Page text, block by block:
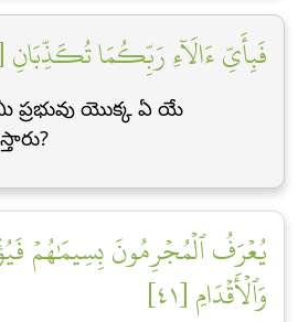
فَبِأَيِّ ءَالَآءِ رَبِّكُمَا تُكَذِّبَانِ
ప్రభువు యొక్క ఏ యే
يُعۡرَفُ ٱلۡمُجۡرِمُونَ بِسِيمَٰهُمۡ
وَٱلۡأَقۡدَامِ [٤١]